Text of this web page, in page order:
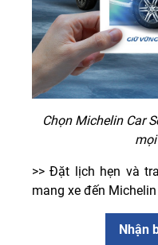
Chọn Michelin Car
>> Đặt lịch hẹn và
mang xe đến
Nhận